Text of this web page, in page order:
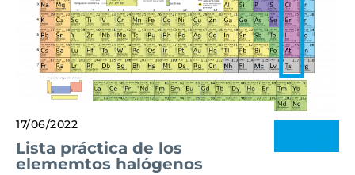
17/06/2022
Lista práctica de los
elememtos halógenos